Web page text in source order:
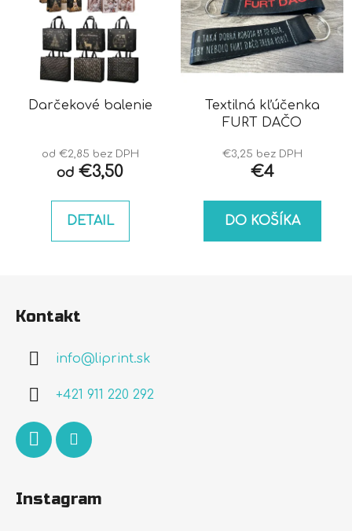
Darčekové balenie
od €2,85 bez DPH
od €3,50
DETAIL
Textilná kľúčenka
FURT DAČO
€3,25 bez DPH
€4
DO KOŠÍKA
Kontakt
info@liprint.sk
+421 911 220 292
Instagram